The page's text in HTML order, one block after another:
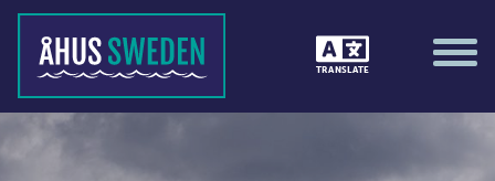
TRANSLATE
Tävlingar &amp; matcher